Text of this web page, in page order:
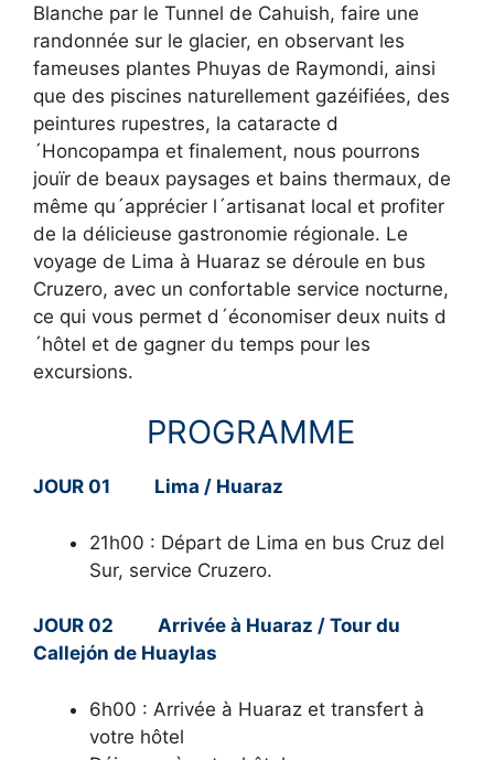
Blanche par le Tunnel de Cahuish, faire une
randonnée sur le glacier, en observant les
fameuses plantes Phuyas de Raymondi, ainsi
que des piscines naturellement gazéifiées, des
peintures rupestres, la cataracte d
´Honcopampa et finalement, nous pourrons
jouïr de beaux paysages et bains thermaux, de
même qu´apprécier l´artisanat local et profiter
de la délicieuse gastronomie régionale. Le
voyage de Lima à Huaraz se déroule en bus
Cruzero, avec un confortable service nocturne,
ce qui vous permet d´économiser deux nuits d
´hôtel et de gagner du temps pour les
excursions.
PROGRAMME
JOUR 01 Lima / Huaraz
21h00 : Départ de Lima en bus Cruz del
Sur, service Cruzero.
JOUR 02 Arrivée à Huaraz / Tour du
Callejón de Huaylas
6h00 : Arrivée à Huaraz et transfert à
votre hôtel